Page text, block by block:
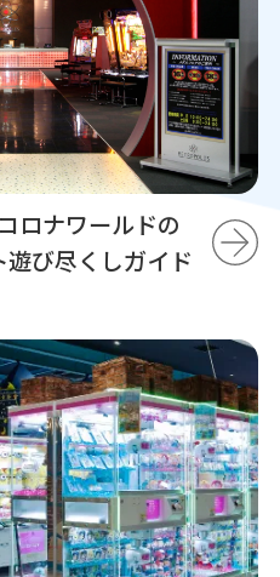
ロナワールドの
び尽くしガイド